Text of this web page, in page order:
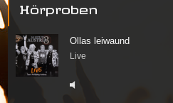
Hörproben
Ollas leiwaund
Live